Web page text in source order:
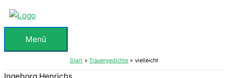
Zum
Inhalt
springenMenü
Menü
Start Trauergedichte vielleicht